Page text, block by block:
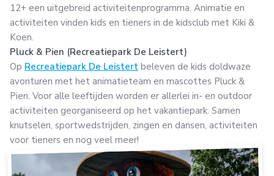
12+ een uitgebreid activiteitenprogramma. Animatie en
activiteiten vinden kids en tieners in de kidsclub met Kiki &
Koen.
Pluck & Pien (Recreatiepark De Leistert)
Op Recreatiepark De Leistert beleven de kids doldwaze
avonturen met het animatieteam en mascottes Pluck &
Pien. Voor alle leeftijden worden er allerlei in- en outdoor
activiteiten georganiseerd op het vakantiepark. Samen
knutselen, sportwedstrijden, zingen en dansen, activiteiten
voor tieners en nog veel meer!